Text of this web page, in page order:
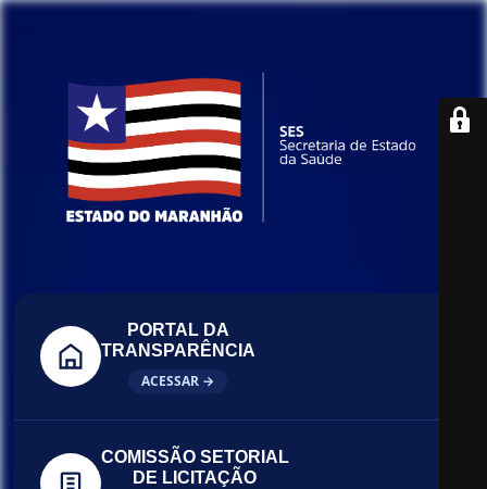
PORTAL DA
TRANSPARÊNCIA
ACESSAR →
COMISSÃO SETORIAL
DE LICITAÇÃO